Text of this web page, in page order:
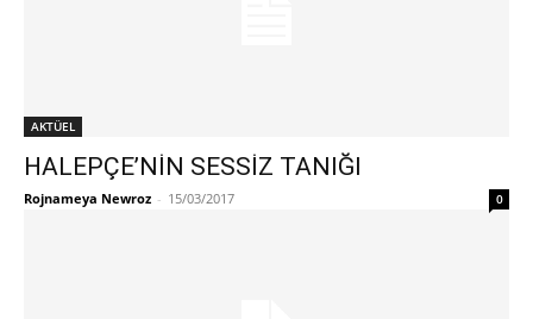
AKTÜEL
HALEPÇE’NİN SESSİZ TANIĞI
Rojnameya Newroz - 15/03/2017 0